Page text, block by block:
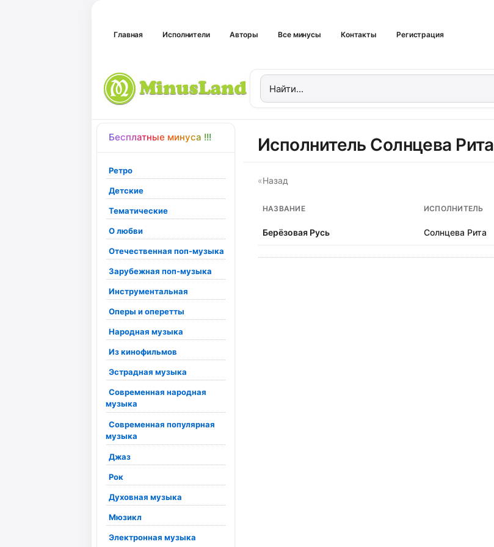
Главная Исполнители Авторы Все минусы Контакты Регистрация
Бесплатные минуса !!!
Ретро
Детские
Тематические
О любви
Отечественная поп-музыка
Зарубежная поп-музыка
Инструментальная
Оперы и оперетты
Народная музыка
Из кинофильмов
Эстрадная музыка
Современная народная
музыка
Современная популярная
музыка
Джаз
Рок
Духовная музыка
Мюзикл
Электронная музыка
Исполнитель Солнцева Рита
«Назад
НАЗВАНИЕ ИСПОЛНИТЕЛЬ
Берёзовая Русь Солнцева Рита